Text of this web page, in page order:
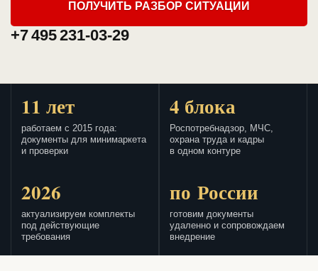
ПОЛУЧИТЬ РАЗБОР СИТУАЦИИ
+7 495 231-03-29
11 лет
работаем с 2015 года:
документы для минимаркета
и проверки
4 блока
Роспотребнадзор, МЧС,
охрана труда и кадры
в одном контуре
2026
актуализируем комплекты
под действующие
требования
по России
готовим документы
удаленно и сопровождаем
внедрение